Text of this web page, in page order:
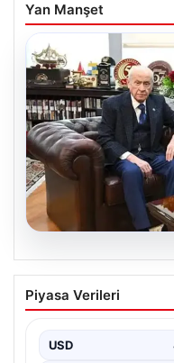
Yan Manşet
‘Çerçeve
MHP’li vekilden
Piyasa Verileri
USD